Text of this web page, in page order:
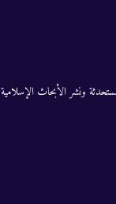
ونشر الأبحاث الإسلامية